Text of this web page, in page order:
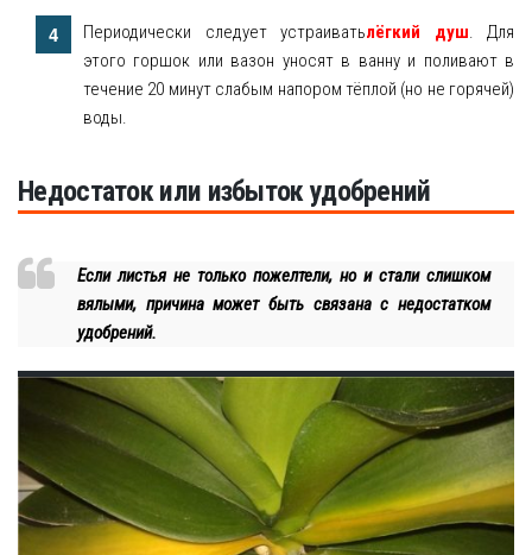
Периодически следует устраиватьлёгкий душ. Для
этого горшок или вазон уносят в ванну и поливают в
течение 20 минут слабым напором тёплой (но не горячей)
воды.
Недостаток или избыток удобрений
Если листья не только пожелтели, но и стали слишком
вялыми, причина может быть связана с недостатком
удобрений.